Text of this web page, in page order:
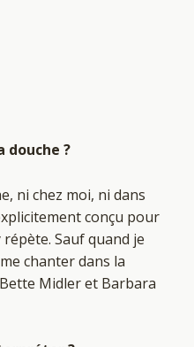
douche ?
ni chez moi, ni dans
conçu pour
répète. Sauf quand je
chanter dans la
Midler et Barbara